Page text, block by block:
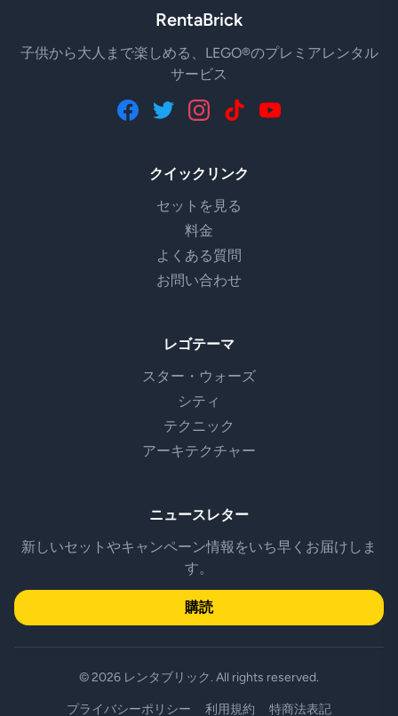
RentaBrick
子供から大人まで楽しめる、LEGO®のプレミアレンタル
サービス
クイックリンク
セットを見る
料金
よくある質問
お問い合わせ
レゴテーマ
スター・ウォーズ
シティ
テクニック
アーキテクチャー
ニュースレター
新しいセットやキャンペーン情報をいち早くお届けしま
す。
購読
© 2026 レンタブリック. All rights reserved.
プライバシーポリシー 利用規約 特商法表記